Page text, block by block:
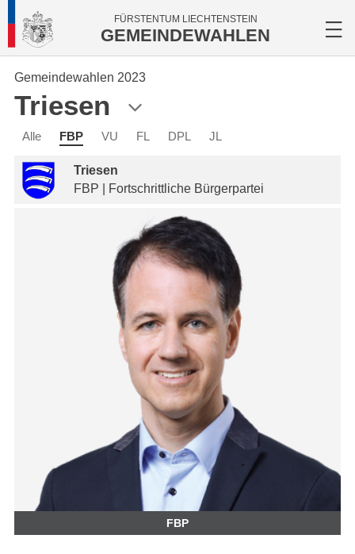
FÜRSTENTUM LIECHTENSTEIN
GEMEINDEWAHLEN
Gemeindewahlen 2023
Triesen
Alle FBP VU FL DPL JL
Triesen
FBP | Fortschrittliche Bürgerpartei
FBP